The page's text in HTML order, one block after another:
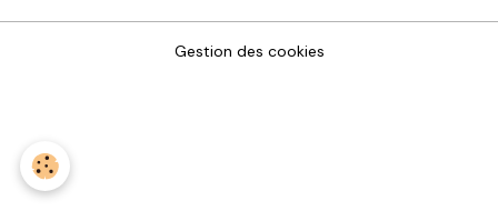
Gestion des cookies